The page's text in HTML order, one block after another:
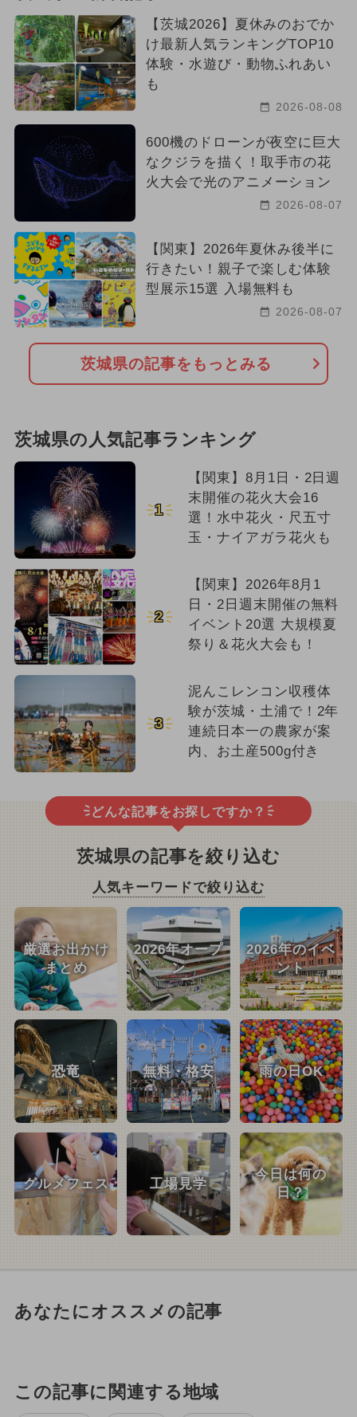
2025年6月のイベント
2026年4月のイベント クリスマス
2024年6月のイベント
【茨城2026】夏休みのおでか
け最新人気ランキングTOP10
体験・水遊び・動物ふれあい
も
2026-08-08
600機のドローンが夜空に巨大
なクジラを描く！取手市の花
火大会で光のアニメーション
2026-08-07
【関東】2026年夏休み後半に
行きたい！親子で楽しむ体験
型展示15選 入場無料も
2026-08-07
茨城県の記事をもっとみる
茨城県の人気記事ランキング
1
【関東】8月1日・2日週
末開催の花火大会16
選！水中花火・尺五寸
玉・ナイアガラ花火も
2
【関東】2026年8月1
日・2日週末開催の無料
イベント20選 大規模夏
祭り＆花火大会も！
3
泥んこレンコン収穫体
験が茨城・土浦で！2年
連続日本一の農家が案
内、お土産500g付き
どんな記事をお探しですか？
茨城県の記事を絞り込む
人気キーワードで絞り込む
厳選お出かけ
まとめ
2026年オープ
ン
2026年のイベ
ント
恐竜 無料・格安 雨の日OK
グルメフェス 工場見学
今日は何の
日？
あなたにオススメの記事
この記事に関連する地域